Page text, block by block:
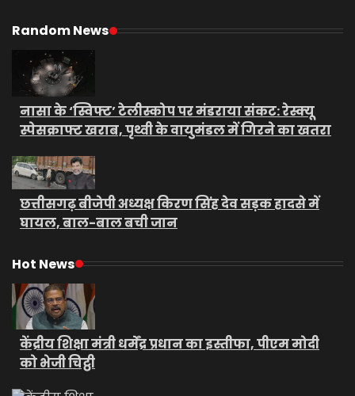
Random News
नासा के ‘स्विफ्ट’ टेलीस्कोप पर मंडराया संकट: रेस्क्यू
स्पेसक्राफ्ट खराब, पृथ्वी के वायुमंडल में गिरने का खतरा
छत्तीसगढ़ बीजेपी अध्यक्ष किरण सिंह देव सड़क हादसे में
घायल, बाल-बाल बची जान
Hot News
केंद्रीय शिक्षा मंत्री धर्मेंद्र प्रधान का इस्तीफा, पीएम मोदी
को भेजी चिट्ठी